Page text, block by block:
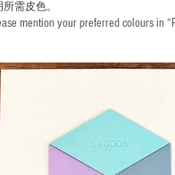
所需皮色。
mention your preferred colours in